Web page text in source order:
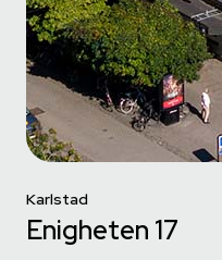
Karlstad
Enigheten 17